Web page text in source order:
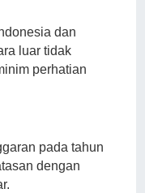
dan
luar tidak
perhatian
pada tahun
dengan